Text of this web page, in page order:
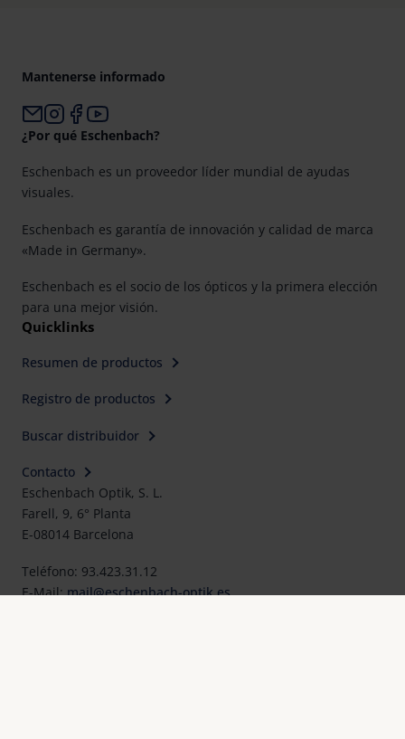
Mantenerse informado
¿Por qué Eschenbach?
Eschenbach es un proveedor líder mundial de ayudas
visuales.
Eschenbach es garantía de innovación y calidad de marca
«Made in Germany».
Eschenbach es el socio de los ópticos y la primera elección
para una mejor visión.
Quicklinks
Resumen de productos
Registro de productos
Buscar distribuidor
Contacto
Eschenbach Optik, S. L.
Farell, 9, 6° Planta
E-08014 Barcelona
Teléfono: 93.423.31.12
E-Mail:mail@eschenbach-optik.es